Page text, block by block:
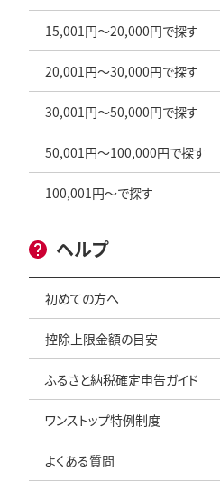
15,001円～20,000円で探す
20,001円～30,000円で探す
30,001円～50,000円で探す
50,001円～100,000円で探す
100,001円～で探す
ヘルプ
初めての方へ
控除上限金額の目安
ふるさと納税確定申告ガイド
ワンストップ特例制度
よくある質問